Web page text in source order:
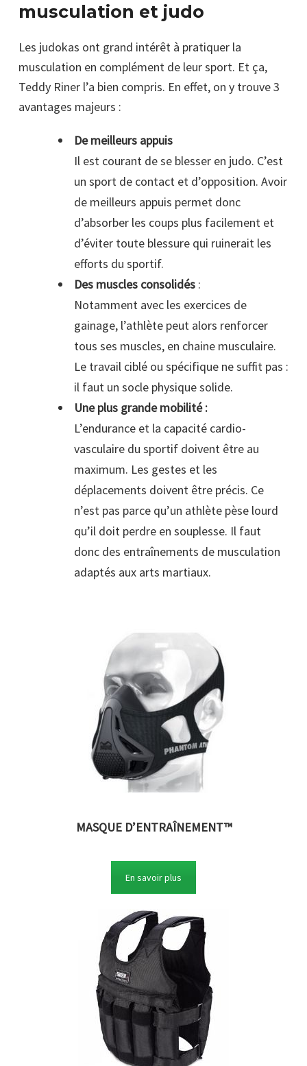
musculation et judo
Les judokas ont grand intérêt à pratiquer la
musculation en complément de leur sport. Et ça,
Teddy Riner l’a bien compris. En effet, on y trouve 3
avantages majeurs :
De meilleurs appuis
Il est courant de se blesser en judo. C’est
un sport de contact et d’opposition. Avoir
de meilleurs appuis permet donc
d’absorber les coups plus facilement et
d’éviter toute blessure qui ruinerait les
efforts du sportif.
Des muscles consolidés:
Notamment avec les exercices de
gainage, l’athlète peut alors renforcer
tous ses muscles, en chaine musculaire.
Le travail ciblé ou spécifique ne suffit pas :
il faut un socle physique solide.
Une plus grande mobilité :
L’endurance et la capacité cardio-
vasculaire du sportif doivent être au
maximum. Les gestes et les
déplacements doivent être précis. Ce
n’est pas parce qu’un athlète pèse lourd
qu’il doit perdre en souplesse. Il faut
donc des entraînements de musculation
adaptés aux arts martiaux.
MASQUE D’ENTRAÎNEMENT™
En savoir plus